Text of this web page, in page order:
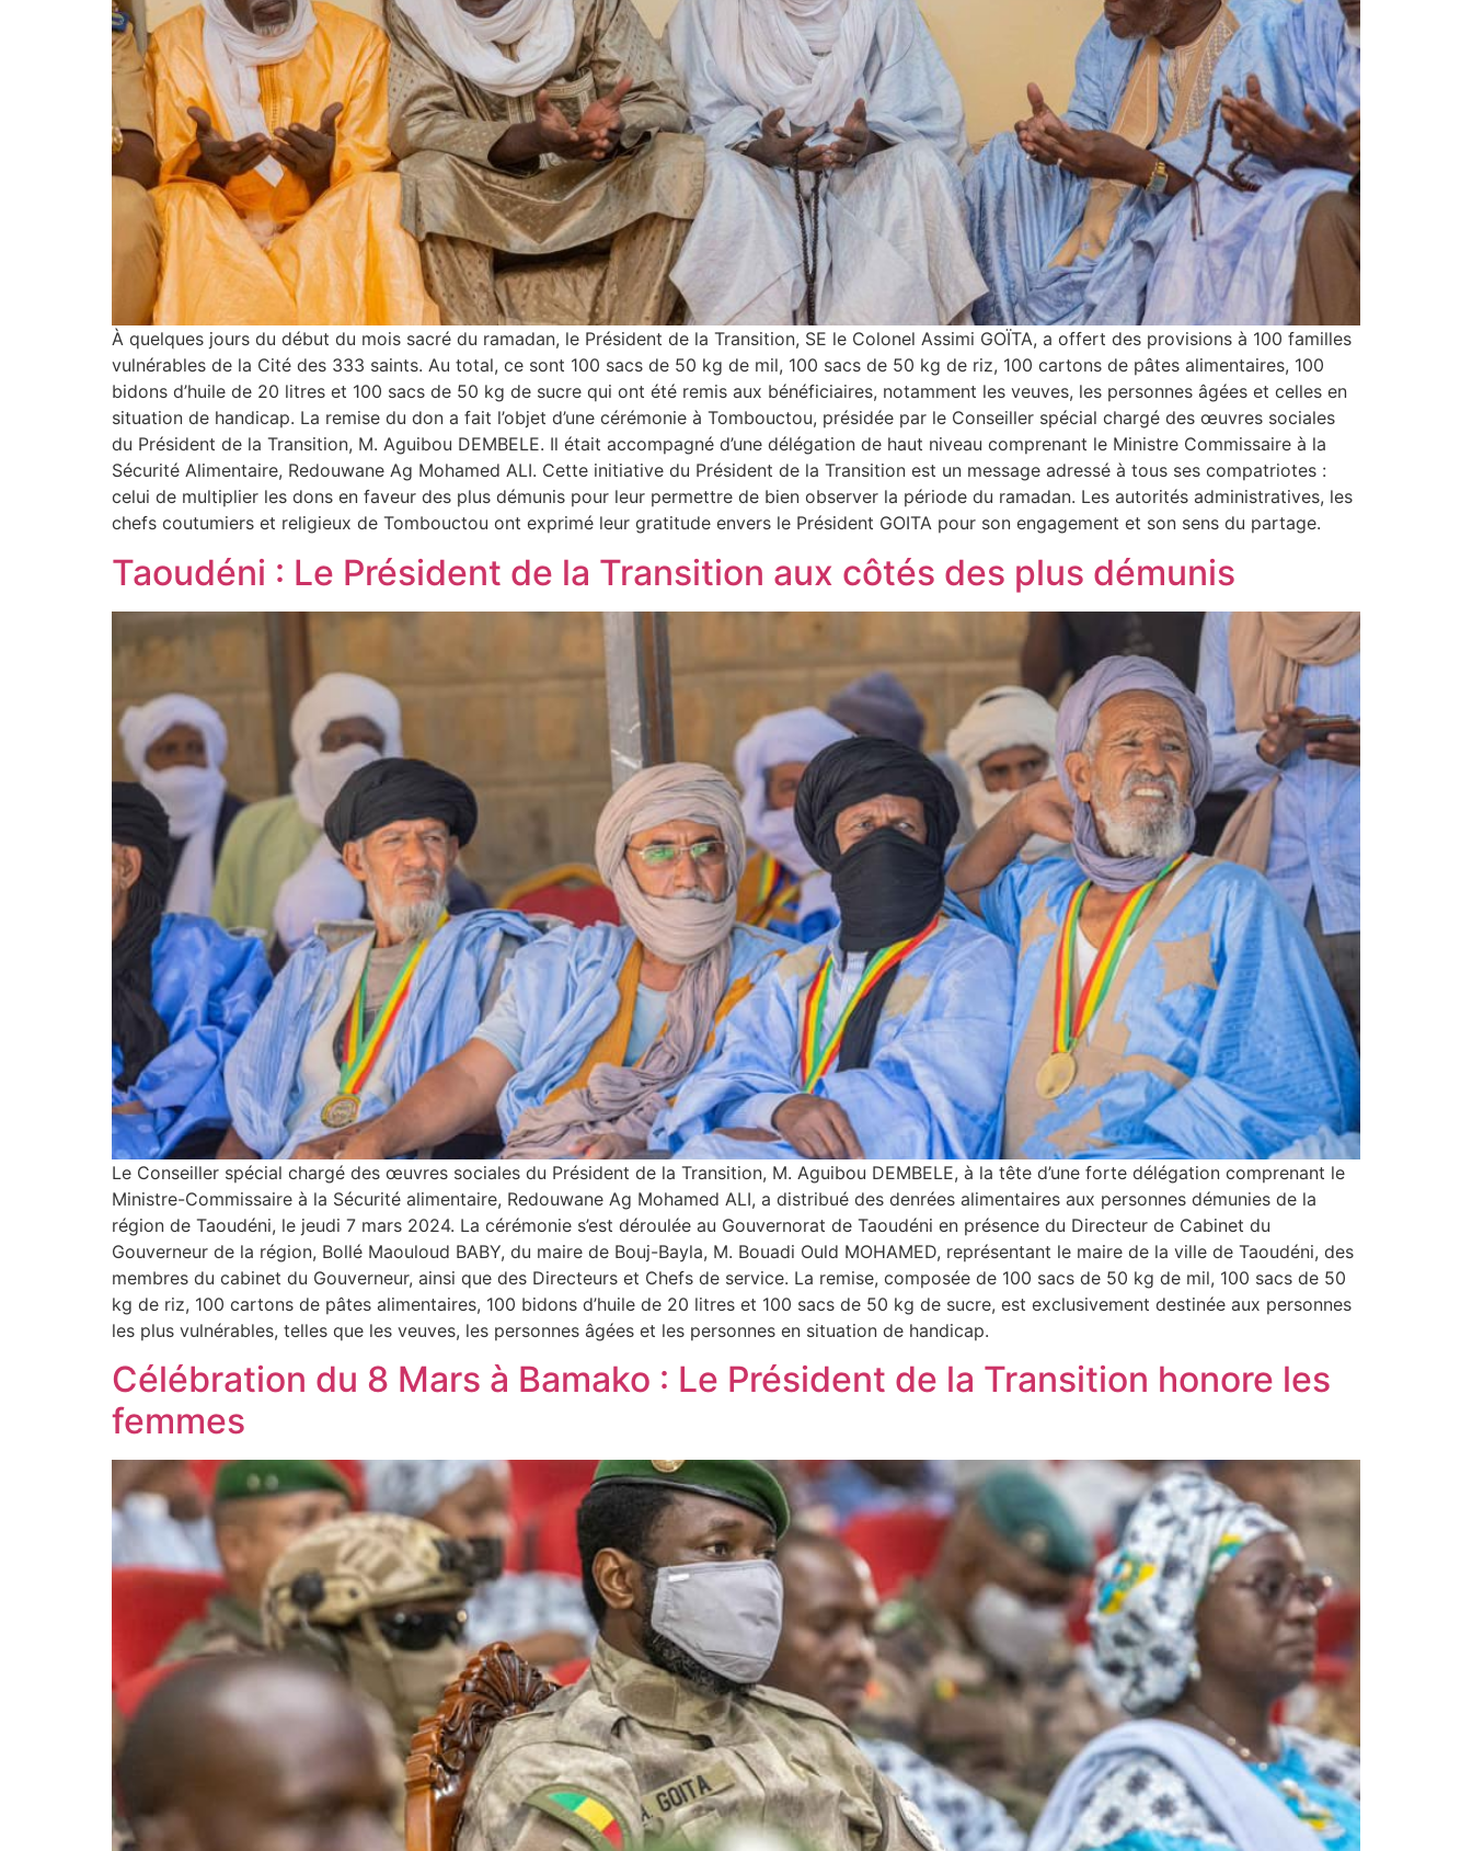
À quelques jours du début du mois sacré du ramadan, le Président de la Transition, SE le Colonel Assimi GOÏTA, a offert des provisions à 100 familles
vulnérables de la Cité des 333 saints. Au total, ce sont 100 sacs de 50 kg de mil, 100 sacs de 50 kg de riz, 100 cartons de pâtes alimentaires, 100
bidons d’huile de 20 litres et 100 sacs de 50 kg de sucre qui ont été remis aux bénéficiaires, notamment les veuves, les personnes âgées et celles en
situation de handicap. La remise du don a fait l’objet d’une cérémonie à Tombouctou, présidée par le Conseiller spécial chargé des œuvres sociales
du Président de la Transition, M. Aguibou DEMBELE. Il était accompagné d’une délégation de haut niveau comprenant le Ministre Commissaire à la
Sécurité Alimentaire, Redouwane Ag Mohamed ALI. Cette initiative du Président de la Transition est un message adressé à tous ses compatriotes :
celui de multiplier les dons en faveur des plus démunis pour leur permettre de bien observer la période du ramadan. Les autorités administratives, les
chefs coutumiers et religieux de Tombouctou ont exprimé leur gratitude envers le Président GOITA pour son engagement et son sens du partage.
Taoudéni : Le Président de la Transition aux côtés des plus démunis
Le Conseiller spécial chargé des œuvres sociales du Président de la Transition, M. Aguibou DEMBELE, à la tête d’une forte délégation comprenant le
Ministre-Commissaire à la Sécurité alimentaire, Redouwane Ag Mohamed ALI, a distribué des denrées alimentaires aux personnes démunies de la
région de Taoudéni, le jeudi 7 mars 2024. La cérémonie s’est déroulée au Gouvernorat de Taoudéni en présence du Directeur de Cabinet du
Gouverneur de la région, Bollé Maouloud BABY, du maire de Bouj-Bayla, M. Bouadi Ould MOHAMED, représentant le maire de la ville de Taoudéni, des
membres du cabinet du Gouverneur, ainsi que des Directeurs et Chefs de service. La remise, composée de 100 sacs de 50 kg de mil, 100 sacs de 50
kg de riz, 100 cartons de pâtes alimentaires, 100 bidons d’huile de 20 litres et 100 sacs de 50 kg de sucre, est exclusivement destinée aux personnes
les plus vulnérables, telles que les veuves, les personnes âgées et les personnes en situation de handicap.
Célébration du 8 Mars à Bamako : Le Président de la Transition honore les
femmes